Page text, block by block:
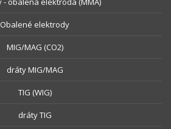
Obalené elektrody
MIG/MAG (CO2)
dráty MIG/MAG
TIG (WIG)
dráty TIG